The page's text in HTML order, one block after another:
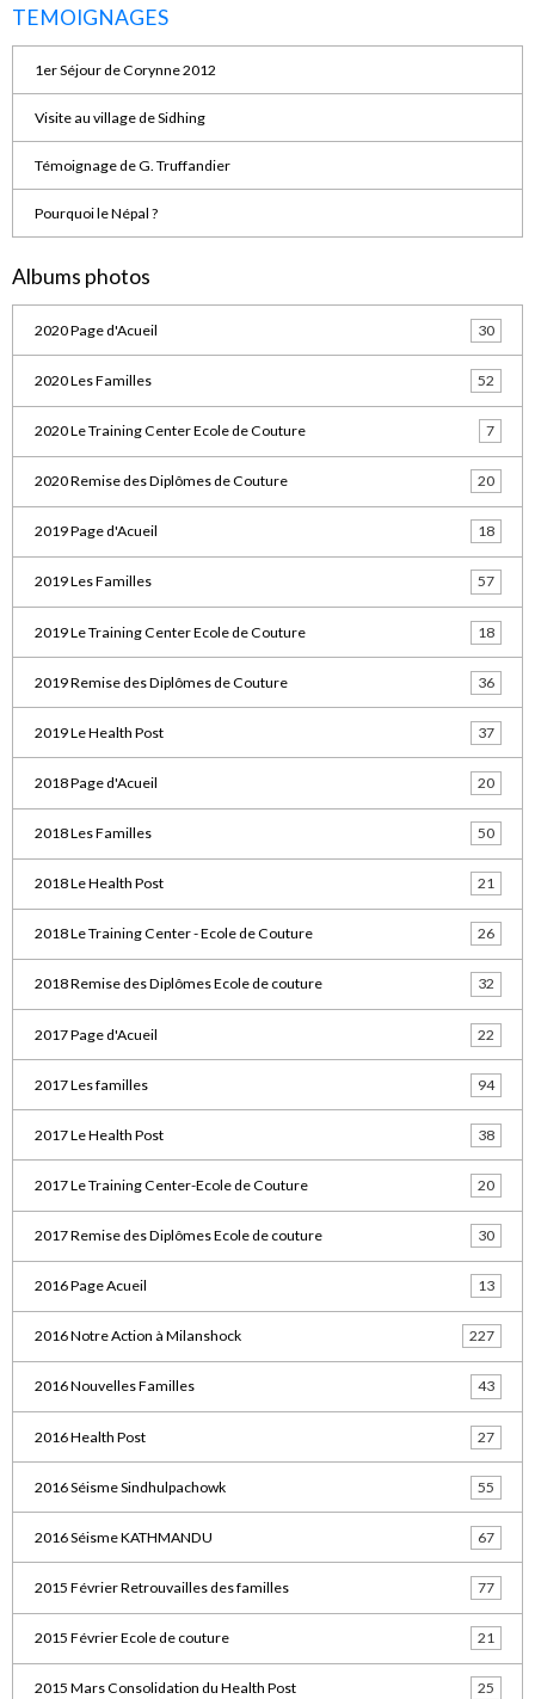
TEMOIGNAGES
1er Séjour de Corynne 2012
Visite au village de Sidhing
Témoignage de G. Truffandier
Pourquoi le Népal ?
Albums photos
2020 Page d'Acueil 30
2020 Les Familles 52
2020 Le Training Center Ecole de Couture 7
2020 Remise des Diplômes de Couture 20
2019 Page d'Acueil 18
2019 Les Familles 57
2019 Le Training Center Ecole de Couture 18
2019 Remise des Diplômes de Couture 36
2019 Le Health Post 37
2018 Page d'Acueil 20
2018 Les Familles 50
2018 Le Health Post 21
2018 Le Training Center - Ecole de Couture 26
2018 Remise des Diplômes Ecole de couture 32
2017 Page d'Acueil 22
2017 Les familles 94
2017 Le Health Post 38
2017 Le Training Center-Ecole de Couture 20
2017 Remise des Diplômes Ecole de couture 30
2016 Page Acueil 13
2016 Notre Action à Milanshock 227
2016 Nouvelles Familles 43
2016 Health Post 27
2016 Séisme Sindhulpachowk 55
2016 Séisme KATHMANDU 67
2015 Février Retrouvailles des familles 77
2015 Février Ecole de couture 21
2015 Mars Consolidation du Health Post 25